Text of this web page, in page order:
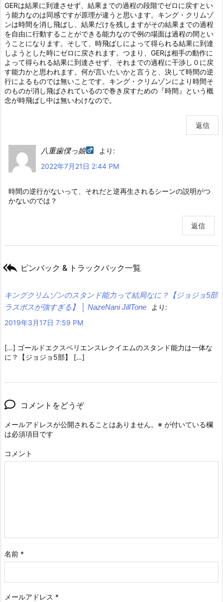
GERは結果に到達させず、結果までの過程の段階でゼロに戻すとい
う能力なのは同感ですが原理が違うと思います。キング・クリムゾ
ンは時間を消し飛ばし、結果だけを残しますがその結果までの過程
を自由に行動することができる能力なので例の場面は過程の間とい
うことになります。そして、時飛ばしによって得られる結果に到達
しようとした時にゼロに戻されます。つまり、GERは相手の動作に
よって得られる結果に到達させず、それまでの過程に干渉し０に戻
す能力かと思われます。何が言いたいかと言うと、決して時間の逆
行によるものでは無いことです。キング・クリムゾンにより時間そ
のものが消し飛ばされているので巻き戻すための『時間』という概
念が時飛ばし中は無いわけなので。
返信
八重歯僕っ娘
より:
2022年7月21日 2:44 PM
時間の逆行がないって、それだと逆再生されるシーンの説明がつ
かないのでは？
返信
 ピンバック & トラックバック一覧
キングクリムゾンのスタンド能力って結局なに？【ジョジョ5部
ラスボスが強すぎる】 │ NazeNani JillTone
より:
2019年3月17日 7:59 PM
[…] ゴールドエクスペリエンスレクイエムのスタンド能力は一体な
に？【ジョジョ5部】 […]
コメントをどうぞ
メールアドレスが公開されることはありません。 ※ が付いている欄
は必須項目です
コメント
名前 *
メールアドレス *